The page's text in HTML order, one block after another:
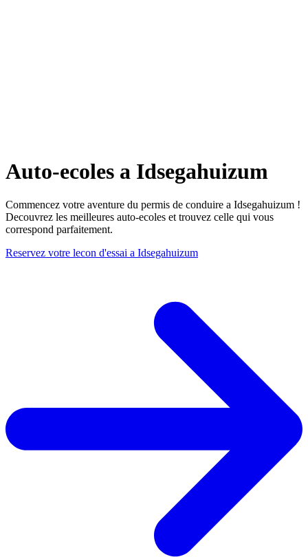
Auto-ecoles a Idsegahuizum
Commencez votre aventure du permis de conduire a Idsegahuizum !
Decouvrez les meilleures auto-ecoles et trouvez celle qui vous
correspond parfaitement.
Reservez votre lecon d'essai a Idsegahuizum